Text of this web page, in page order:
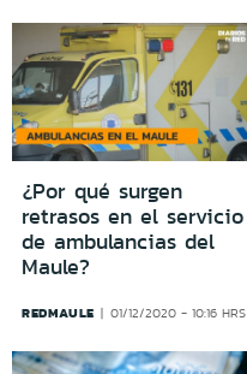
¿Por qué surgen
retrasos en el servicio
de ambulancias del
Maule?
REDMAULE 01/12/2020 - 10:16 HRS